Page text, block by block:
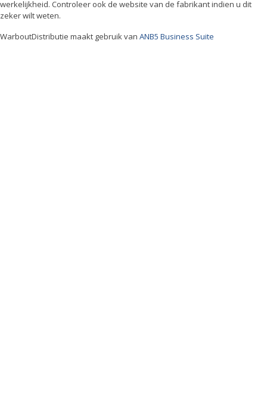
werkelijkheid. Controleer ook de website van de fabrikant indien u dit
zeker wilt weten.
WarboutDistributie maakt gebruik van ANB5 Business Suite